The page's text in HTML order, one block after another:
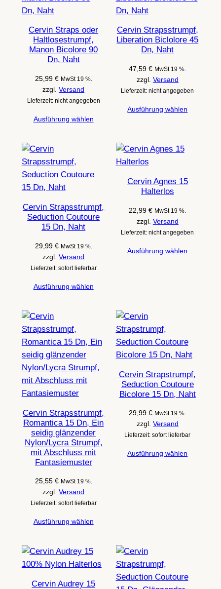
Cervin Straps oder
Haltlosestrumpf,
Manon Bicolore 90
Dn, Naht
25,99 € MwSt 19 %.
zzgl.Versand
Lieferzeit: nicht angegeben
Ausführung wählen
Cervin Strapsstrumpf,
Liberation Biclolore 45
Dn, Naht
47,59€ MwSt 19 %.
zzgl. Versand
Lieferzeit: nicht angegeben
Ausführung wählen
Cervin Strapsstrumpf,
Seduction Coutoure
15 Dn, Naht
29,99 € MwSt 19 %.
zzgl.Versand
Lieferzeit: sofort lieferbar
Ausführung wählen
Cervin Agnes 15
Halterlos
22,99€ MwSt 19 %.
zzgl. Versand
Lieferzeit: nicht angegeben
Ausführung wählen
Cervin Strapsstrumpf,
Romantica 15 Dn, Ein
seidig glänzender
Nylon/Lycra Strumpf,
mit Abschluss mit
Fantasiemuster
25,55 € MwSt 19 %.
zzgl.Versand
Lieferzeit: sofort lieferbar
Ausführung wählen
Cervin Strapstrumpf,
Seduction Coutoure
Bicolore 15 Dn, Naht
29,99€ MwSt 19 %.
zzgl. Versand
Lieferzeit: sofort lieferbar
Ausführung wählen
Cervin Audrey 15